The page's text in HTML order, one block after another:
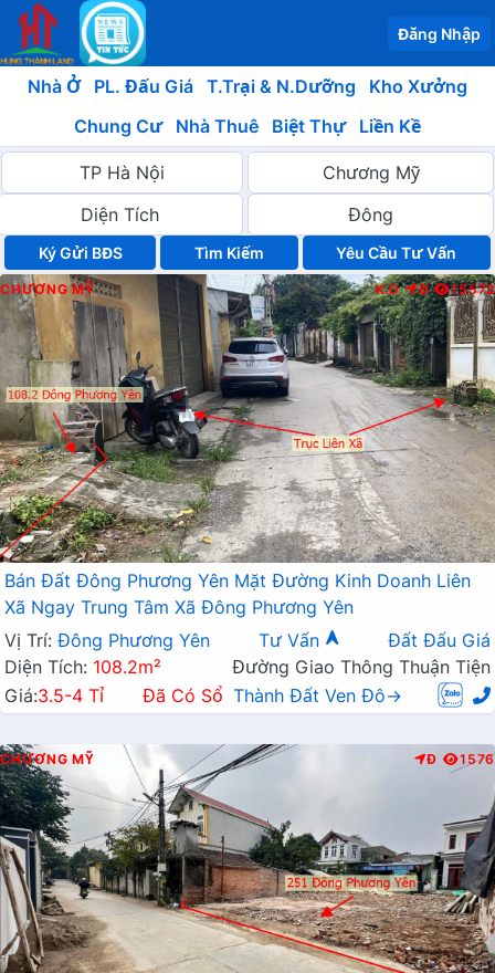
Đăng Nhập
Nhà Ở PL. Đấu Giá T.Trại & N.Dưỡng
Kho Xưởng
Chung Cư
Nhà Thuê Biệt Thự Liền Kề
Ký Gửi BĐS Yêu Cầu Tư Vấn
CHƯƠNG MỸ K.D Đ 15572
Bán Đất Đông Phương Yên Mặt Đường Kinh Doanh Liên
Xã Ngay Trung Tâm Xã Đông Phương Yên
Vị Trí: Đông Phương Yên Tư Vấn
Đất Đấu Giá
Diện Tích: 108.2m²
Đường Giao Thông Thuận Tiện
Giá:3.5-4 Tỉ Đã Có Sổ Thành Đất Ven Đô→
CHƯƠNG MỸ Đ 1576